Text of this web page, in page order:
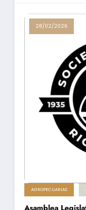
28/02/2026
AGROPECUARIAS